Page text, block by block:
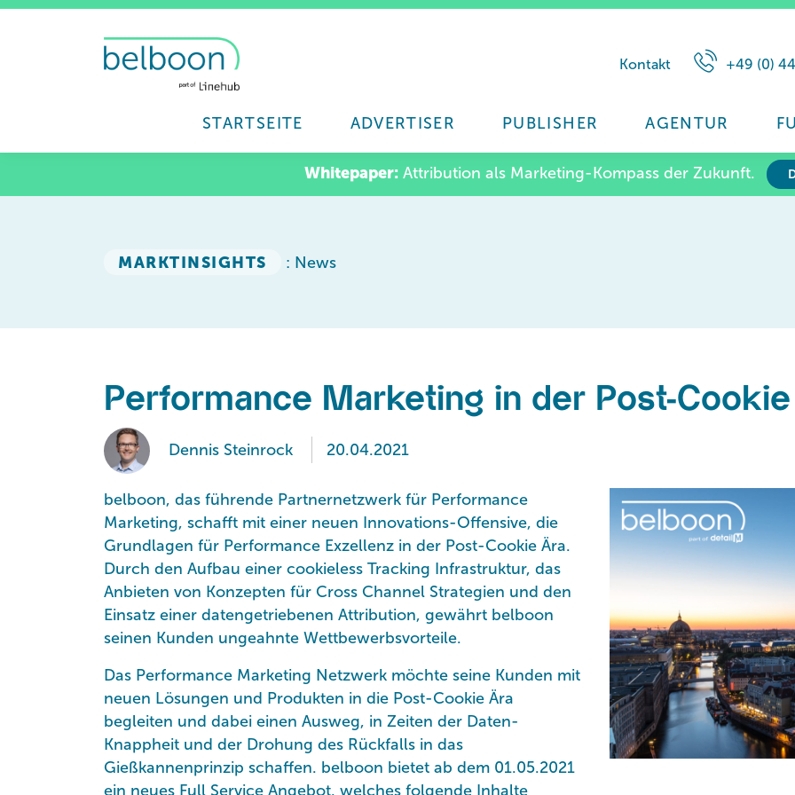
Kontakt +49 (0)
STARTSEITE ADVERTISER PUBLISHER AGENTUR
Whitepaper:Attribution als Marketing-Kompass der Zukunft.
MARKTINSIGHTS : News
Performance Marketing in der Post-
Dennis Steinrock 20.04.2021
belboon, das führende Partnernetzwerk für Performance
Marketing, schafft mit einer neuen Innovations-Offensive, die
Grundlagen für Performance Exzellenz in der Post-Cookie Ära.
Durch den Aufbau einer cookieless Tracking Infrastruktur, das
Anbieten von Konzepten für Cross Channel Strategien und den
Einsatz einer datengetriebenen Attribution, gewährt belboon
seinen Kunden ungeahnte Wettbewerbsvorteile.
Das Performance Marketing Netzwerk möchte seine Kunden mit
neuen Lösungen und Produkten in die Post-Cookie Ära
begleiten und dabei einen Ausweg, in Zeiten der Daten-
Knappheit und der Drohung des Rückfalls in das
Gießkannenprinzip schaffen. belboon bietet ab dem 01.05.2021
ein neues Full Service Angebot, welches folgende Inhalte